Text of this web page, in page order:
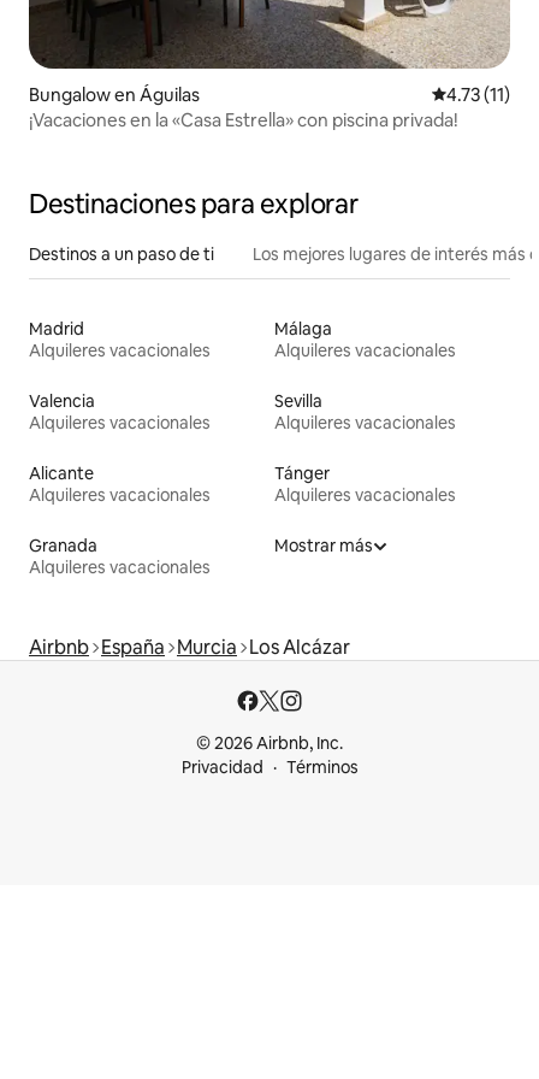
Bungalow en Águilas Calificación
4.73 (11)
¡Vacaciones en la «Casa Estrella» con piscina privada!
Destinaciones para explorar
Destinos a un paso de ti Los mejores lugares de interés más
Madrid
Alquileres vacacionales
Málaga
Alquileres vacacionales
Valencia
Alquileres vacacionales
Sevilla
Alquileres vacacionales
Alicante
Alquileres vacacionales
Tánger
Alquileres vacacionales
Granada
Alquileres vacacionales
Mostrar más
Airbnb España Murcia Los Alcázar
© 2026 Airbnb, Inc.
Privacidad
Términos